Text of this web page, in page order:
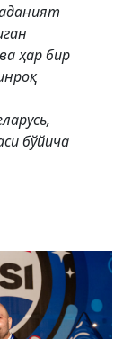
ҳар бир
бўйича